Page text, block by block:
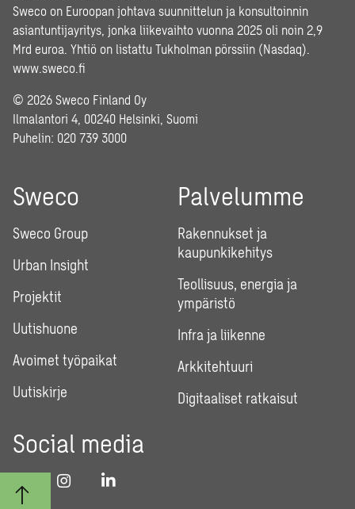
Sweco on Euroopan johtava suunnittelun ja konsultoinnin
asiantuntijayritys, jonka liikevaihto vuonna 2025 oli noin 2,9
Mrd euroa. Yhtiö on listattu Tukholman pörssiin (Nasdaq).
www.sweco.fi
© 2026 Sweco Finland Oy
Ilmalantori 4, 00240 Helsinki, Suomi
Puhelin: 020 739 3000
Sweco
Sweco Group
Urban Insight
Projektit
Uutishuone
Avoimet työpaikat
Uutiskirje
Palvelumme
Rakennukset ja
kaupunkikehitys
Teollisuus, energia ja
ympäristö
Infra ja liikenne
Arkkitehtuuri
Digitaaliset ratkaisut
Social media